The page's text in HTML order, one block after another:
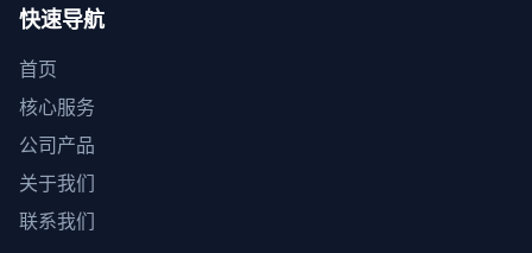
快速导航
首页
核心服务
公司产品
关于我们
联系我们